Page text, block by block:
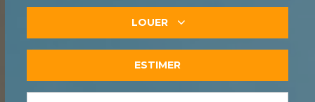
LOUER
ESTIMER